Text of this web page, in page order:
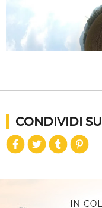
CONDIVIDI SU